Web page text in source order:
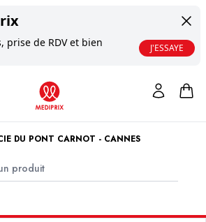
prise de RDV et bien
J'ESSAYE
DU PONT CARNOT - CANNES